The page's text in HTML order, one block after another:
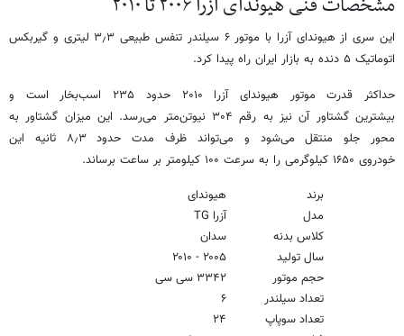
این سری از هیوندای آزرا با موتور ۶ سیلندر تنفس طبیعی ۳٫۳ لیتری و گیربکس
اتوماتیک ۵ دنده به بازار ایران راه پیدا کرد.
حداکثر قدرت موتور هیوندای آزرا ۲۰۱۰ حدود ۲۳۵ اسب‌بخار است و
بیشترین گشتاور آن نیز به رقم ۳۰۴ نیوتن‌متر می‌رسد. این میزان گشتاور به
محور جلو منتقل می‌شود و می‌تواند ظرف مدت حدود ۸٫۳ ثانیه این
خودروی ۱۶۵۰ کیلوگرمی را به سرعت ۱۰۰ کیلومتر بر ساعت برساند.
برند
هیوندای
مدل
آزرا TG
کلاس بدنه
سدان
سال تولید
۲۰۰۵ - ۲۰۱۰
حجم موتور
۳۳۴۲ سی سی
تعداد سیلندر
۶
تعداد سوپاپ
۲۴